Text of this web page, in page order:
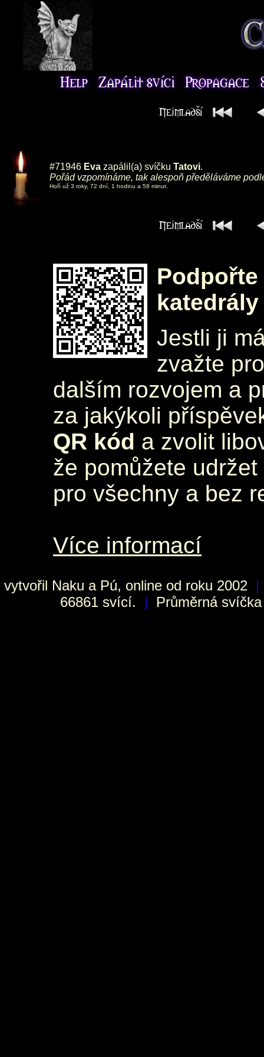
#71946 Eva zapálil(a) svíčku Tatovi.
Pořád vzpomínáme, tak alespoň předěláváme
Hoří už 3 roky, 72 dní, 1 hodinu a 58 minut.
katedrály
Jestli ji
zvažte
dalším rozvojem a
za jakýkoli
QR kód a zvolit
že pomůžete
pro všechny a bez
Více informací
vytvořil Naku a Pú, online od roku 2002 |
66861 svící.
| Průměrná